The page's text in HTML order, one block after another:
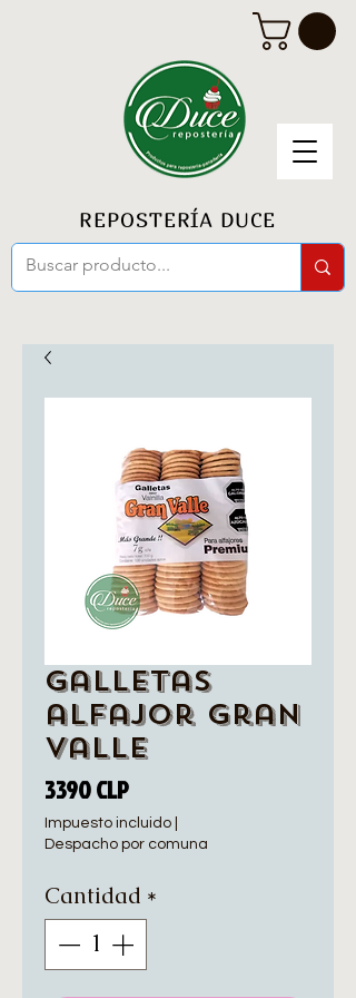
REPOSTERÍA DUCE
Galletas
alfajor Gran
valle
3390 CLPPrecio
Impuesto incluido
Despacho por comuna
Cantidad *